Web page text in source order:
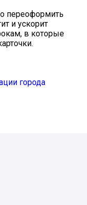
переоформить
и ускорит
в которые
города